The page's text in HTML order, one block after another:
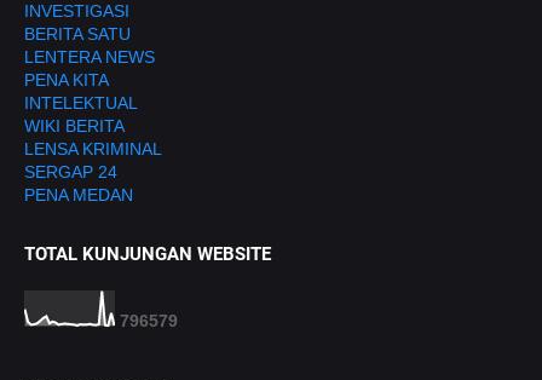
INVESTIGASI
BERITA SATU
LENTERA NEWS
PENA KITA
INTELEKTUAL
WIKI BERITA
LENSA KRIMINAL
SERGAP 24
PENA MEDAN
TOTAL KUNJUNGAN WEBSITE
796579